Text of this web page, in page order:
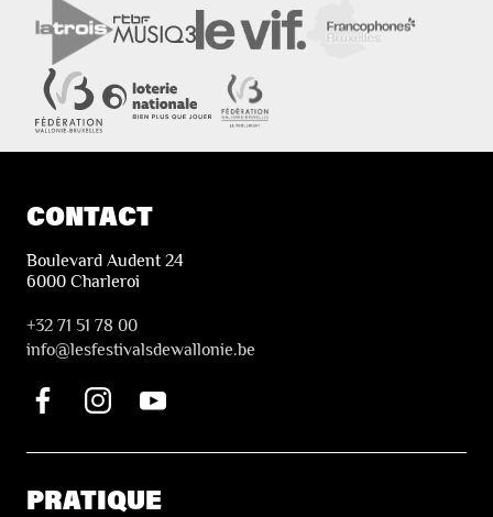
CONTACT
Boulevard Audent 24
6000 Charleroi
+32 71 51 78 00
info@lesfestivalsdewallonie.be
PRATIQUE